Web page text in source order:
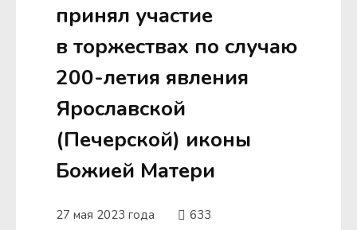
принял участие
в торжествах по случаю
200-летия явления
Ярославской
(Печерской) иконы
Божией Матери
27 мая 2023 года
633